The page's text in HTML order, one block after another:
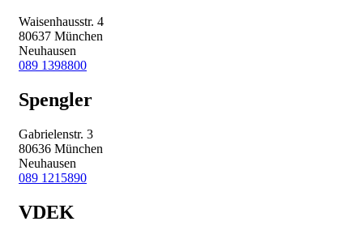
Waisenhausstr. 4
80637 München
Neuhausen
089 1398800
Spengler
Gabrielenstr. 3
80636 München
Neuhausen
089 1215890
VDEK